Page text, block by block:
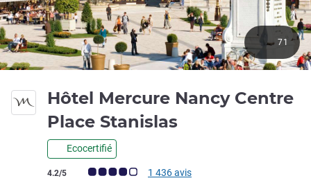
Hôtel Mercure Nancy Centre
Place Stanislas
Ecocertifié
Note Avis clients (Note ALL)
4.2/5 1 436 avis
71